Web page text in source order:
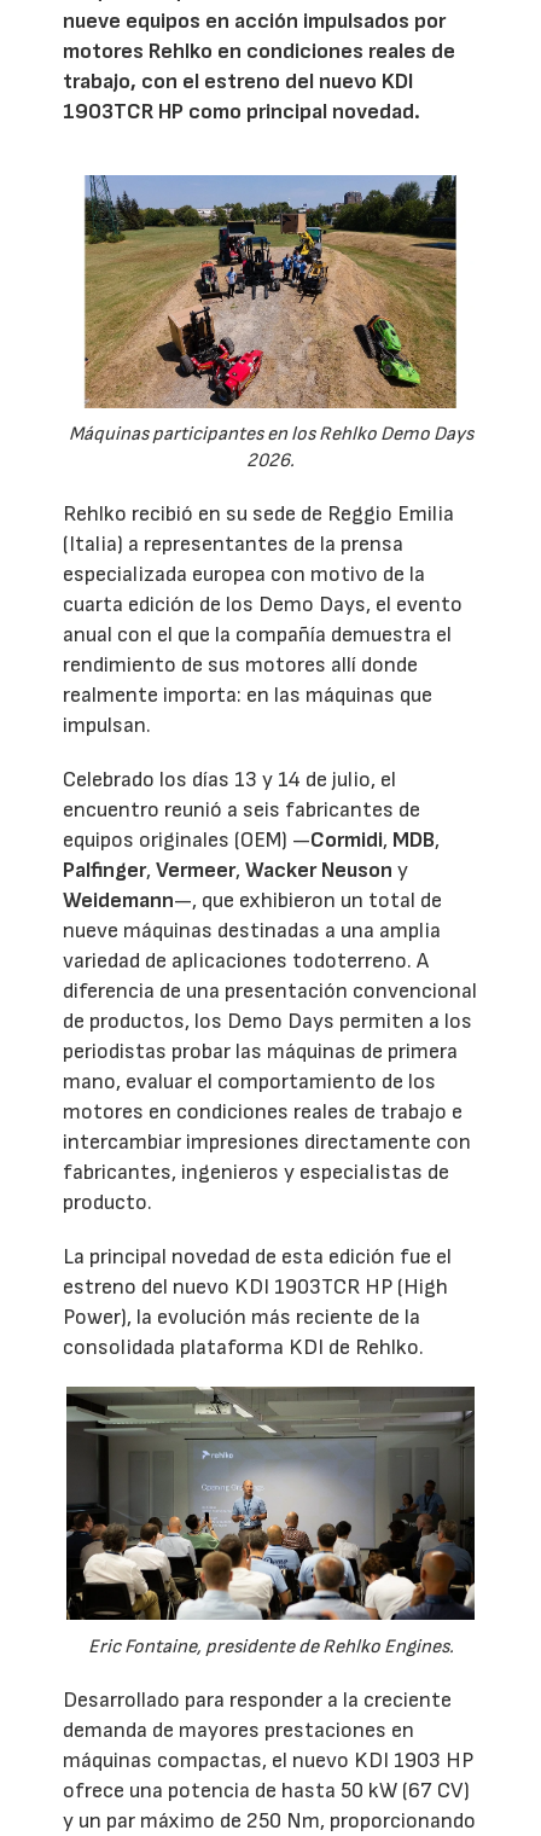
nueve equipos en acción impulsados por
motores Rehlko en condiciones reales de
trabajo, con el estreno del nuevo KDI
1903TCR HP como principal novedad.
Máquinas participantes en los Rehlko Demo Days
2026.
Rehlko recibió en su sede de Reggio Emilia
(Italia) a representantes de la prensa
especializada europea con motivo de la
cuarta edición de los Demo Days, el evento
anual con el que la compañía demuestra el
rendimiento de sus motores allí donde
realmente importa: en las máquinas que
impulsan.
Celebrado los días 13 y 14 de julio, el
encuentro reunió a seis fabricantes de
equipos originales (OEM) —Cormidi, MDB,
Palfinger,Vermeer,Wacker Neuson y
Weidemann—, que exhibieron un total de
nueve máquinas destinadas a una amplia
variedad de aplicaciones todoterreno. A
diferencia de una presentación convencional
de productos, los Demo Days permiten a los
periodistas probar las máquinas de primera
mano, evaluar el comportamiento de los
motores en condiciones reales de trabajo e
intercambiar impresiones directamente con
fabricantes, ingenieros y especialistas de
producto.
La principal novedad de esta edición fue el
estreno del nuevo KDI 1903TCR HP (High
Power), la evolución más reciente de la
consolidada plataforma KDI de Rehlko.
Eric Fontaine, presidente de Rehlko Engines.
Desarrollado para responder a la creciente
demanda de mayores prestaciones en
máquinas compactas, el nuevo KDI 1903 HP
ofrece una potencia de hasta 50 kW (67 CV)
y un par máximo de 250 Nm, proporcionando